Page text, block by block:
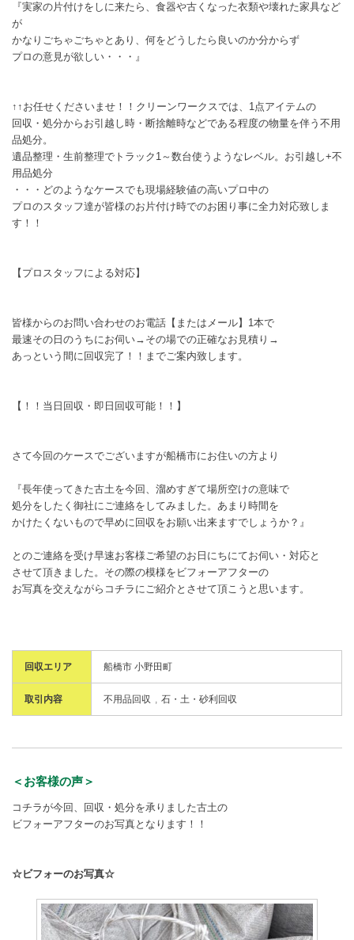
『実家の片付けをしに来たら、食器や古くなった衣類や壊れた家具など
が
かなりごちゃごちゃとあり、何をどうしたら良いのか分からず
プロの意見が欲しい・・・』
↑↑お任せくださいませ！！クリーンワークスでは、1点アイテムの
回収・処分からお引越し時・断捨離時などである程度の物量を伴う不用
品処分。
遺品整理・生前整理でトラック1～数台使うようなレベル。お引越し+不
用品処分
・・・どのようなケースでも現場経験値の高いプロ中の
プロのスタッフ達が皆様のお片付け時でのお困り事に全力対応致しま
す！！
【プロスタッフによる対応】
皆様からのお問い合わせのお電話【またはメール】1本で
最速その日のうちにお伺い→その場での正確なお見積り→
あっという間に回収完了！！までご案内致します。
【！！当日回収・即日回収可能！！】
さて今回のケースでございますが船橋市にお住いの方より
『長年使ってきた古土を今回、溜めすぎて場所空けの意味で
処分をしたく御社にご連絡をしてみました。あまり時間を
かけたくないもので早めに回収をお願い出来ますでしょうか？』
とのご連絡を受け早速お客様ご希望のお日にちにてお伺い・対応と
させて頂きました。その際の模様をビフォーアフターの
お写真を交えながらコチラにご紹介とさせて頂こうと思います。
回収エリア 船橋市 小野田町
取引内容 不用品回収 石・土・砂利回収
＜お客様の声＞
コチラが今回、回収・処分を承りました古土の
ビフォーアフターのお写真となります！！
☆ビフォーのお写真☆